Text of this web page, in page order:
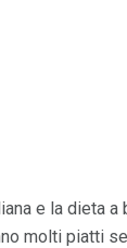
e la dieta
molti piatti